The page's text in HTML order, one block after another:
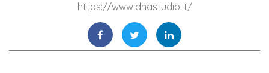
https://www.dnastudio.lt/